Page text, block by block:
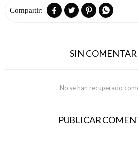
   
SIN
No se han recuperado
PUBLICAR